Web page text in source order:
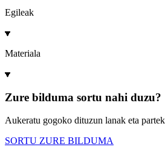
Egileak
Materiala
Zure bilduma sortu nahi duzu?
Aukeratu gogoko dituzun lanak eta
SORTU ZURE BILDUMA